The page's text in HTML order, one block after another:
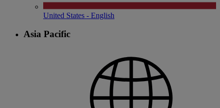
United States - English
Asia Pacific